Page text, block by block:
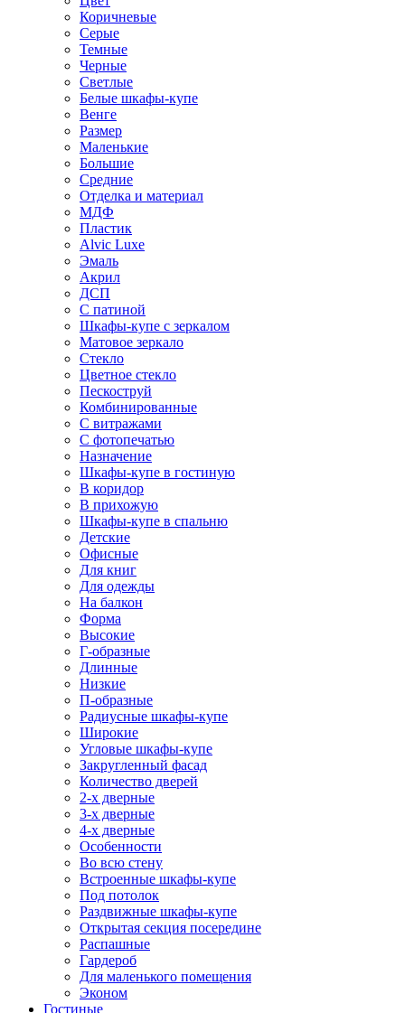
Коричневые
Серые
Темные
Черные
Светлые
Белые шкафы-купе
Венге
Размер
Маленькие
Большие
Средние
Отделка и материал
МДФ
Пластик
Alvic Luxe
Эмаль
Акрил
ДСП
С патиной
Шкафы-купе с зеркалом
Матовое зеркало
Стекло
Цветное стекло
Пескоструй
Комбинированные
С витражами
С фотопечатью
Назначение
Шкафы-купе в гостиную
В коридор
В прихожую
Шкафы-купе в спальню
Детские
Офисные
Для книг
Для одежды
На балкон
Форма
Высокие
Г-образные
Длинные
Низкие
П-образные
Радиусные шкафы-купе
Широкие
Угловые шкафы-купе
Закругленный фасад
Количество дверей
2-х дверные
3-х дверные
4-х дверные
Особенности
Во всю стену
Встроенные шкафы-купе
Под потолок
Раздвижные шкафы-купе
Открытая секция посередине
Распашные
Гардероб
Для маленького помещения
Эконом
Гостиные